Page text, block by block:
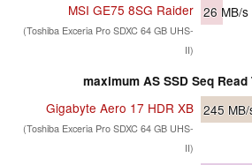
MSI GE75 8SG Raider
(Toshiba Exceria Pro SDXC 64 GB UHS-
II)
26 MB/s
maximum AS SSD Seq Read
Gigabyte Aero 17 HDR XB
(Toshiba Exceria Pro SDXC 64 GB UHS-
II)
245